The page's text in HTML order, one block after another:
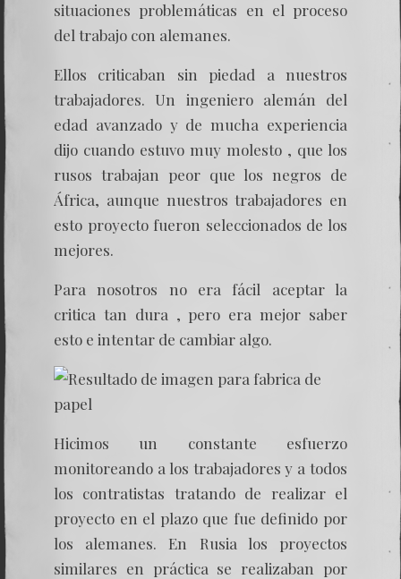
situaciones problemáticas en el proceso
del trabajo con alemanes.
Ellos criticaban sin piedad a nuestros
trabajadores. Un ingeniero alemán del
edad avanzado y de mucha experiencia
dijo cuando estuvo muy molesto , que los
rusos trabajan peor que los negros de
África, aunque nuestros trabajadores en
esto proyecto fueron seleccionados de los
mejores.
Para nosotros no era fácil aceptar la
critica tan dura , pero era mejor saber
esto e intentar de cambiar algo.
Hicimos un constante esfuerzo
monitoreando a los trabajadores y a todos
los contratistas tratando de realizar el
proyecto en el plazo que fue definido por
los alemanes. En Rusia los proyectos
similares en práctica se realizaban por